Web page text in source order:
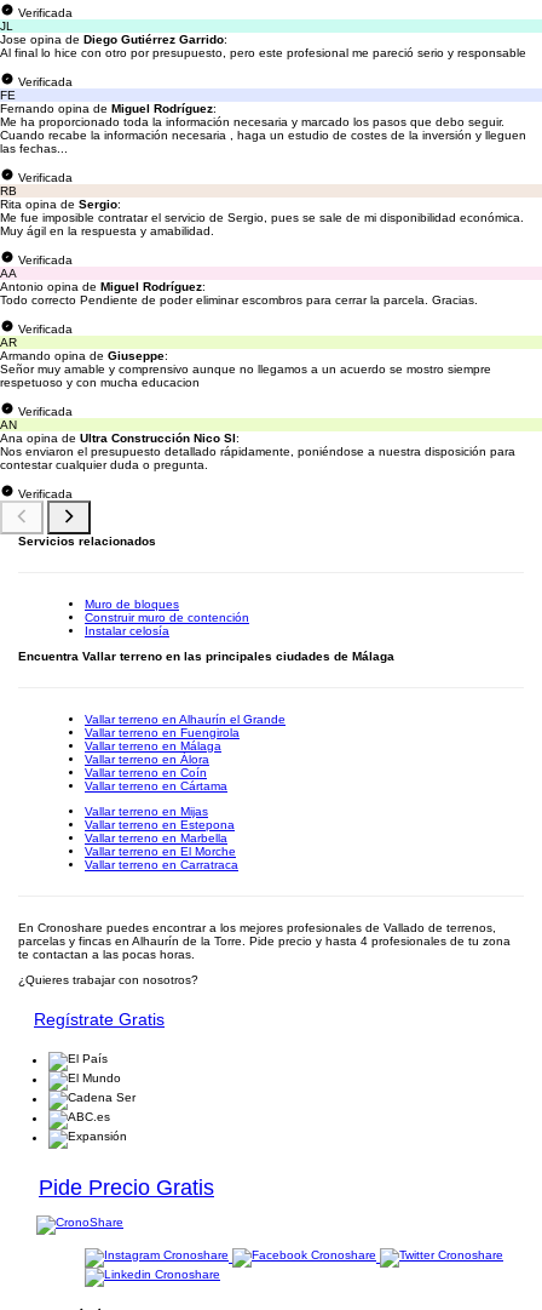
Verificada
JL
Jose opina de Diego Gutiérrez Garrido:
Al final lo hice con otro por presupuesto, pero este profesional me pareció serio y responsable
Verificada
FE
Fernando opina de Miguel Rodríguez:
Me ha proporcionado toda la información necesaria y marcado los pasos que debo seguir.
Cuando recabe la información necesaria , haga un estudio de costes de la inversión y lleguen
las fechas...
Verificada
RB
Rita opina de Sergio:
Me fue imposible contratar el servicio de Sergio, pues se sale de mi disponibilidad económica.
Muy ágil en la respuesta y amabilidad.
Verificada
AA
Antonio opina de Miguel Rodríguez:
Todo correcto Pendiente de poder eliminar escombros para cerrar la parcela. Gracias.
Verificada
AR
Armando opina de Giuseppe:
Señor muy amable y comprensivo aunque no llegamos a un acuerdo se mostro siempre
respetuoso y con mucha educacion
Verificada
AN
Ana opina de Ultra Construcción Nico Sl:
Nos enviaron el presupuesto detallado rápidamente, poniéndose a nuestra disposición para
contestar cualquier duda o pregunta.
Verificada
Servicios relacionados
Muro de bloques
Construir muro de contención
Instalar celosía
Encuentra Vallar terreno en las principales ciudades de Málaga
Vallar terreno en Alhaurín el Grande
Vallar terreno en Fuengirola
Vallar terreno en Málaga
Vallar terreno en Álora
Vallar terreno en Coín
Vallar terreno en Cártama
Vallar terreno en Mijas
Vallar terreno en Estepona
Vallar terreno en Marbella
Vallar terreno en El Morche
Vallar terreno en Carratraca
En Cronoshare puedes encontrar a los mejores profesionales de Vallado de terrenos,
parcelas y fincas en Alhaurín de la Torre. Pide precio y hasta 4 profesionales de tu zona
te contactan a las pocas horas.
¿Quieres trabajar con nosotros?
Regístrate Gratis
Pide Precio Gratis